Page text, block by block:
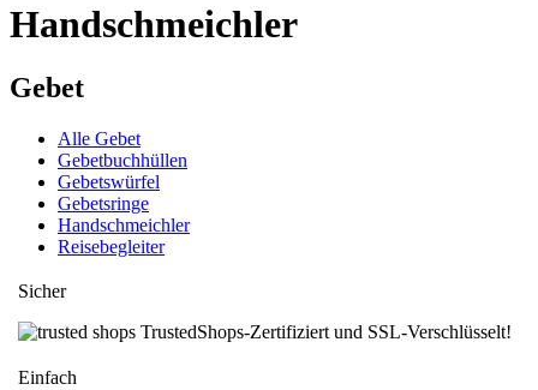
Handschmeichler
Gebet
Alle Gebet
Gebetbuchhüllen
Gebetswürfel
Gebetsringe
Handschmeichler
Reisebegleiter
Sicher
TrustedShops-Zertifiziert und SSL-Verschlüsselt!
Einfach